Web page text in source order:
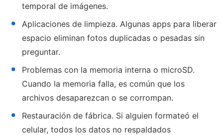
temporal de imágenes.
Aplicaciones de limpieza. Algunas apps para liberar
espacio eliminan fotos duplicadas o pesadas sin
preguntar.
Problemas con la memoria interna o microSD.
Cuando la memoria falla, es común que los
archivos desaparezcan o se corrompan.
Restauración de fábrica. Si alguien formateó el
celular, todos los datos no respaldados